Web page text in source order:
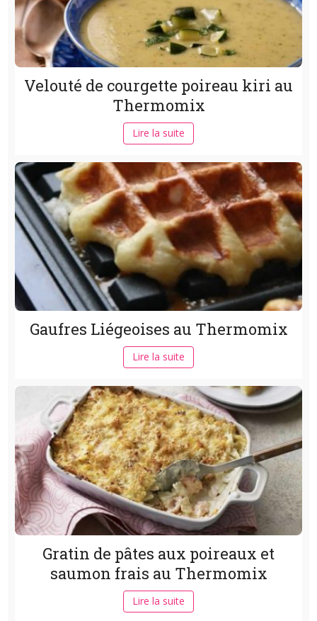
Velouté de courgette poireau kiri au
Thermomix
Lire la suite
Gaufres Liégeoises au Thermomix
Lire la suite
Gratin de pâtes aux poireaux et
saumon frais au Thermomix
Lire la suite